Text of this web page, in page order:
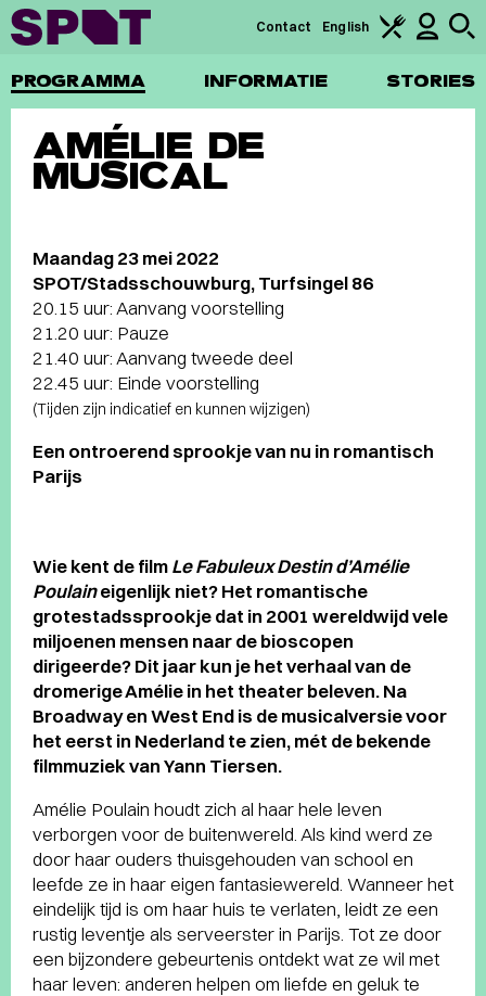
PROGRAMMA INFORMATIE STORIES
Contact English
AMÉLIE DE
MUSICAL
Maandag 23 mei 2022
SPOT/Stadsschouwburg, Turfsingel 86
20.15 uur: Aanvang voorstelling
21.20 uur: Pauze
21.40 uur: Aanvang tweede deel
22.45 uur: Einde voorstelling
(Tijden zijn indicatief en kunnen wijzigen)
Een ontroerend sprookje van nu in romantisch
Parijs
Wie kent de filmLe Fabuleux Destin d’Amélie
Poulaineigenlijk niet? Het romantische
grotestadssprookje dat in 2001 wereldwijd vele
miljoenen mensen naar de bioscopen
dirigeerde? Dit jaar kun je het verhaal van de
dromerige Amélie in het theater beleven. Na
Broadway en West End is de musicalversie voor
het eerst in Nederland te zien, mét de bekende
filmmuziek van Yann Tiersen.
Amélie Poulain houdt zich al haar hele leven
verborgen voor de buitenwereld. Als kind werd ze
door haar ouders thuisgehouden van school en
leefde ze in haar eigen fantasiewereld. Wanneer het
eindelijk tijd is om haar huis te verlaten, leidt ze een
rustig leventje als serveerster in Parijs. Tot ze door
een bijzondere gebeurtenis ontdekt wat ze wil met
haar leven: anderen helpen om liefde en geluk te